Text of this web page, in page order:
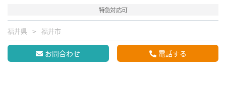
特急対応可
福井県 福井市
お問合わせ 電話する